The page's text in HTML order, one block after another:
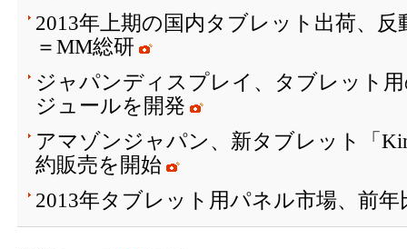
2013年上期の国内タブレット出荷、
＝MM総研
ジャパンディスプレイ、タブレット
ジュールを開発
アマゾンジャパン、新タブレット「
約販売を開始
2013年タブレット用パネル市場、前年